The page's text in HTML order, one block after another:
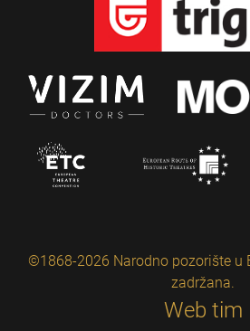
©1868-2026 Narodno pozorište u
zadržana.
Web tim